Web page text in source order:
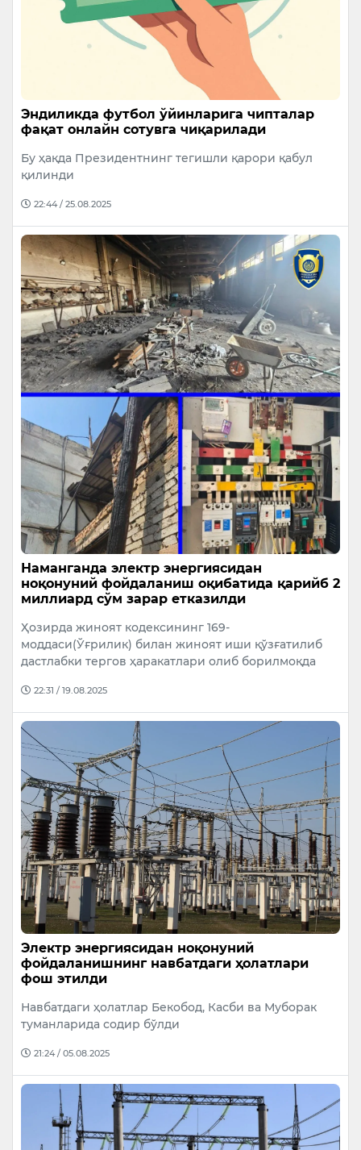
Эндиликда футбол ўйинларига чипталар
фақат онлайн сотувга чиқарилади
Бу ҳақда Президентнинг тегишли қарори қабул
қилинди
22:44 / 25.08.2025
Наманганда электр энергиясидан
ноқонуний фойдаланиш оқибатида қарийб 2
миллиард сўм зарар етказилди
Ҳозирда жиноят кодексининг 169-
моддаси(Ўғрилик) билан жиноят иши қўзғатилиб
дастлабки тергов ҳаракатлари олиб борилмоқда
22:31 / 19.08.2025
Электр энергиясидан ноқонуний
фойдаланишнинг навбатдаги ҳолатлари
фош этилди
Навбатдаги ҳолатлар Бекобод, Касби ва Муборак
туманларида содир бўлди
21:24 / 05.08.2025